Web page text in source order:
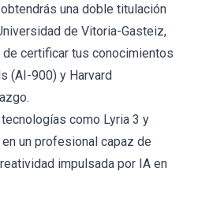
una doble titulación
de Vitoria-Gasteiz,
certificar tus conocimientos
(AI-900) y Harvard
como Lyria 3 y
un profesional capaz de
impulsada por IA en